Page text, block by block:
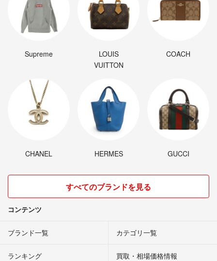
Supreme
LOUIS
VUITTON
COACH
CHANEL HERMES GUCCI
すべてのブランドを見る
コンテンツ
ブランド一覧 カテゴリ一覧
ランキング 買取・相場価格情報